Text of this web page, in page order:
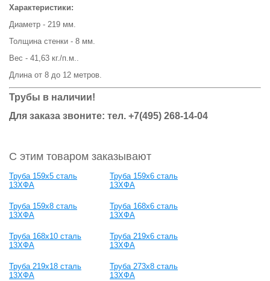
Характеристики:
Диаметр - 219 мм.
Толщина стенки - 8 мм.
Вес - 41,63 кг./п.м..
Длина от 8 до 12 метров.
Трубы в наличии!
Для заказа звоните: тел. +7(495) 268-14-04
С этим товаром заказывают
Труба 159х5 сталь
13ХФА
Труба 159х6 сталь
13ХФА
Труба 159х8 сталь
13ХФА
Труба 168х6 сталь
13ХФА
Труба 168х10 сталь
13ХФА
Труба 219х6 сталь
13ХФА
Труба 219х18 сталь
13ХФА
Труба 273х8 сталь
13ХФА